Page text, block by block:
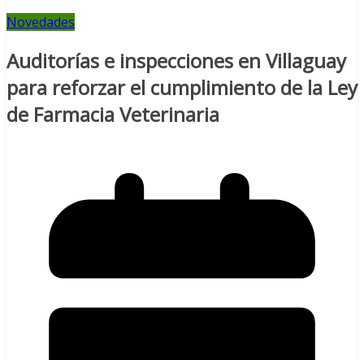
Novedades
Auditorías e inspecciones en Villaguay
para reforzar el cumplimiento de la Ley
de Farmacia Veterinaria